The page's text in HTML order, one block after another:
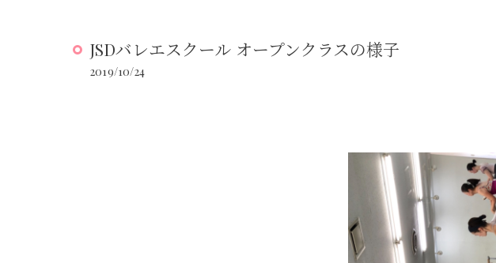
JSDバレエスクール オープンクラスの様子
2019/10/24